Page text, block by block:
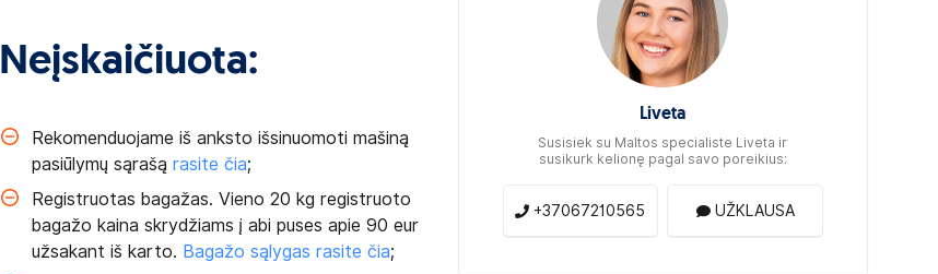
Neįskaičiuota:
Rekomenduojame iš anksto išsinuomoti mašiną
pasiūlymų sąrašąrasite čia;
Registruotas bagažas. Vieno 20 kg registruoto
bagažo kaina skrydžiams į abi puses apie 90 eur
užsakant iš karto. Bagažo sąlygas rasite čia;
Liveta
Susisiek su Maltos specialiste Liveta ir
susikurk kelionę pagal savo poreikius:
+37067210565 UŽKLAUSA